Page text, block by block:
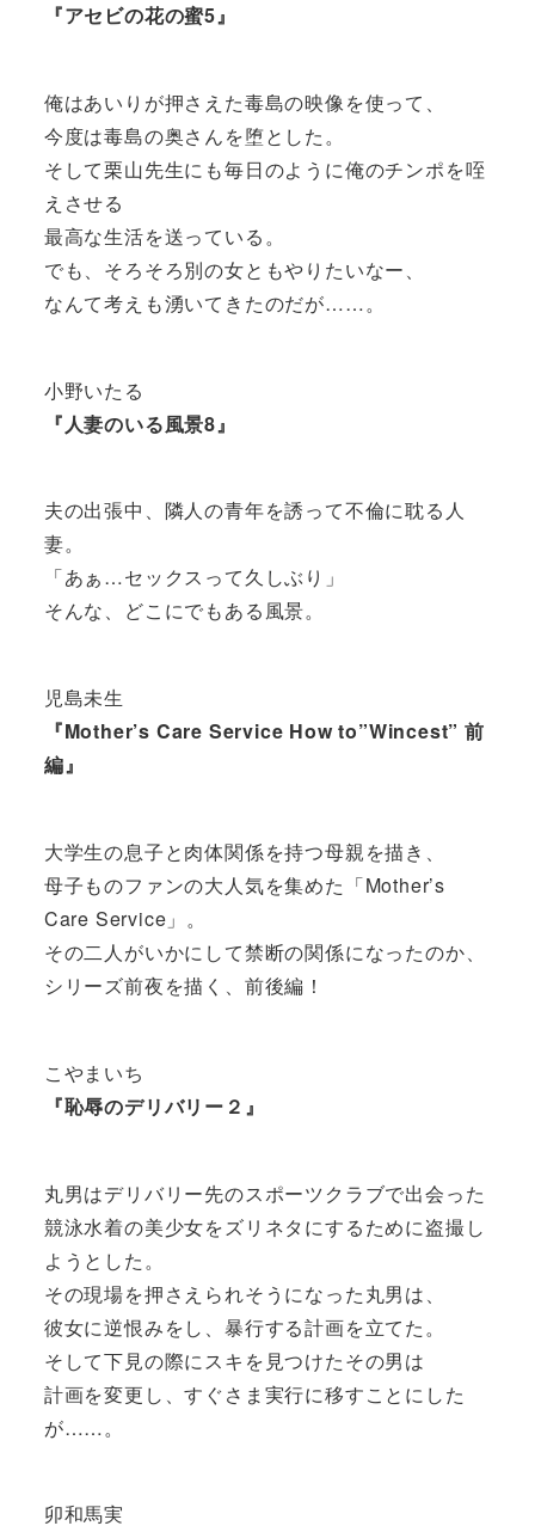
『アセビの花の蜜5』
俺はあいりが押さえた毒島の映像を使って、
今度は毒島の奥さんを堕とした。
そして栗山先生にも毎日のように俺のチンポを咥
えさせる
最高な生活を送っている。
でも、そろそろ別の女ともやりたいなー、
なんて考えも湧いてきたのだが……。
小野いたる
『人妻のいる風景8』
夫の出張中、隣人の青年を誘って不倫に耽る人
妻。
「あぁ…セックスって久しぶり」
そんな、どこにでもある風景。
児島未生
『Mother’s Care Service How to”Wincest” 前
編』
大学生の息子と肉体関係を持つ母親を描き、
母子ものファンの大人気を集めた「Mother’s
Care Service」。
その二人がいかにして禁断の関係になったのか、
シリーズ前夜を描く、前後編！
こやまいち
『恥辱のデリバリー２』
丸男はデリバリー先のスポーツクラブで出会った
競泳水着の美少女をズリネタにするために盗撮し
ようとした。
その現場を押さえられそうになった丸男は、
彼女に逆恨みをし、暴行する計画を立てた。
そして下見の際にスキを見つけたその男は
計画を変更し、すぐさま実行に移すことにした
が……。
卯和馬実